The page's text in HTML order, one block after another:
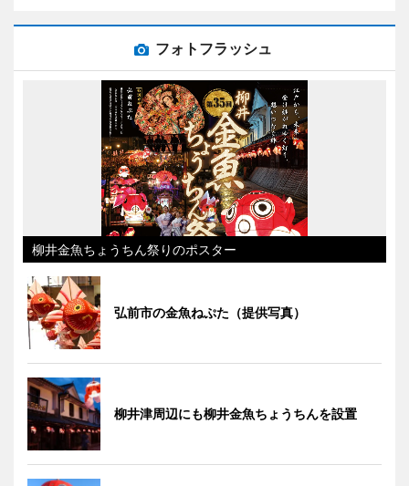
フォトフラッシュ
柳井金魚ちょうちん祭りのポスター
弘前市の金魚ねぷた（提供写真）
柳井津周辺にも柳井金魚ちょうちんを設置